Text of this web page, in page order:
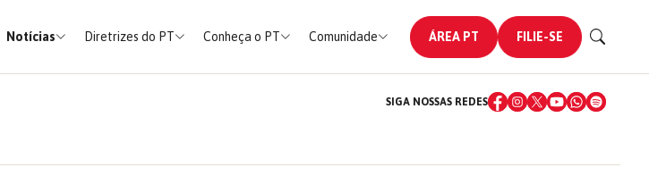
Notícias Diretrizes do PT Conheça o PT Comunidade ÁREA PT FILIE-SE
SIGA NOSSAS REDES